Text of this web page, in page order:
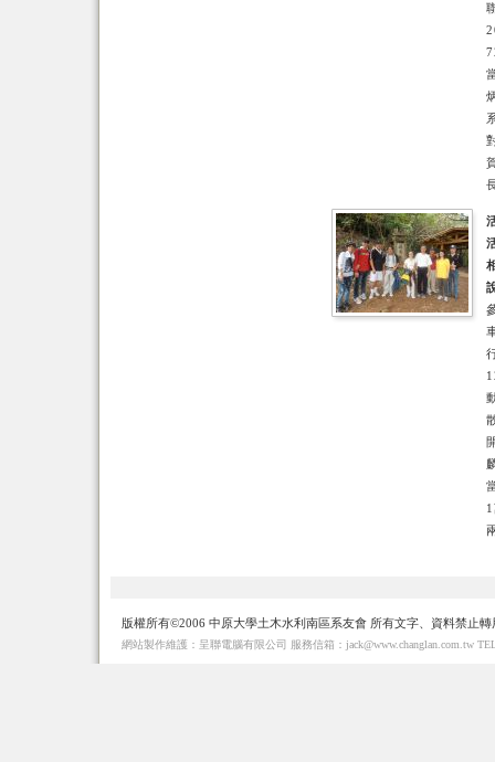
版權所有©2006 中原大學土木水利南區系友會 所有文字、資料禁止轉
網站製作維護：呈聯電腦有限公司 服務信箱：jack@www.changlan.com.tw